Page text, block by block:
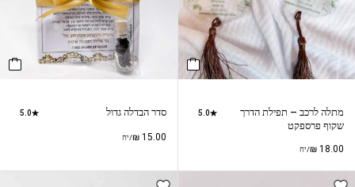
מתלה לרכב – תפילת הדרך
שקוף פרספקט
5.0
₪ 18.00 /יח
סדר הבדלה גדול 5.0
₪15.00 /יח